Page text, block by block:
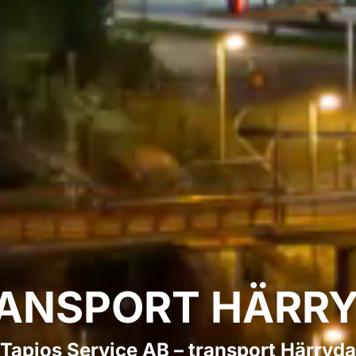
Tapios Service AB – transport Härryda